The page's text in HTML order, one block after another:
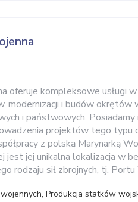
oferuje kompleksowe usługi
modernizacji i budów okrętów
i państwowych.
projektów tego typu
z polską Marynarką
jest jej unikalna lokalizacja w
rodzaju sił zbrojnych, tj.
Produkcja statków